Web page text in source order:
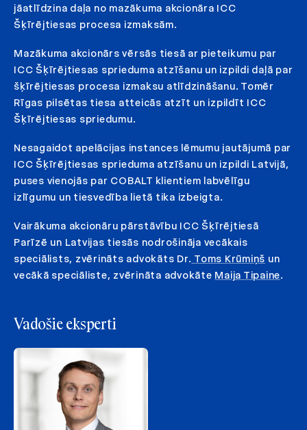
jāatlīdzina daļa no mazākuma akcionāra ICC
Šķīrējtiesas procesa izmaksām.
Mazākuma akcionārs vērsās tiesā ar pieteikumu par
ICC Šķīrējtiesas sprieduma atzīšanu un izpildi daļā par
šķīrējtiesas procesa izmaksu atlīdzināšanu. Tomēr
Rīgas pilsētas tiesa atteicās atzīt un izpildīt ICC
Šķīrējtiesas spriedumu.
Nesagaidot apelācijas instances lēmumu jautājumā par
ICC Šķīrējtiesas sprieduma atzīšanu un izpildi Latvijā,
puses vienojās par COBALT klientiem labvēlīgu
izlīgumu un tiesvedība lietā tika izbeigta.
Vairākuma akcionāru pārstāvību ICC Šķīrējtiesā
Parīzē un Latvijas tiesās nodrošināja vecākais
speciālists, zvērināts advokāts Dr. Toms Krūmiņš un
vecākā speciāliste, zvērināta advokāte Maija Tipaine.
Vadošie eksperti